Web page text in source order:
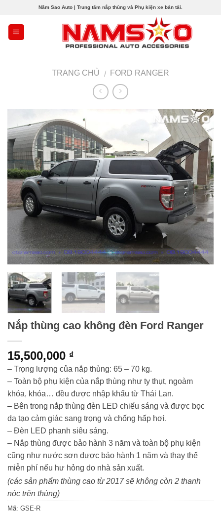
content
Năm Sao Auto | Trung tâm nắp thùng và Phụ kiện xe bán tải.
TRANG CHỦ / FORD RANGER
Nắp thùng cao không đèn Ford Ranger
15,500,000 ₫
– Trọng lượng của nắp thùng: 65 – 70 kg.
– Toàn bộ phụ kiện của nắp thùng như ty thụt, ngoàm
khóa, khóa… đều được nhập khẩu từ Thái Lan.
– Bên trong nắp thùng đèn LED chiếu sáng và được bọc
da tạo cảm giác sang trọng và chống hấp hơi.
– Đèn LED phanh siêu sáng.
– Nắp thùng được bảo hành 3 năm và toàn bộ phụ kiện
cũng như nước sơn được bảo hành 1 năm và thay thế
miễn phí nếu hư hỏng do nhà sản xuất.
(các sản phẩm thùng cao từ 2017 sẽ không còn 2 thanh
nóc trên thùng)
Mã: GSE-R